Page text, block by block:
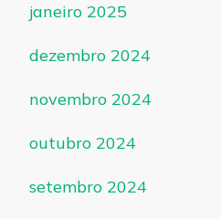
janeiro 2025
dezembro 2024
novembro 2024
outubro 2024
setembro 2024